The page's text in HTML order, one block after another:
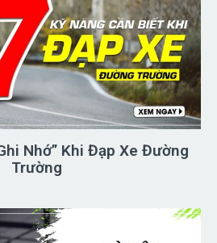
Nhớ” Khi Đạp Xe Đường
Trường